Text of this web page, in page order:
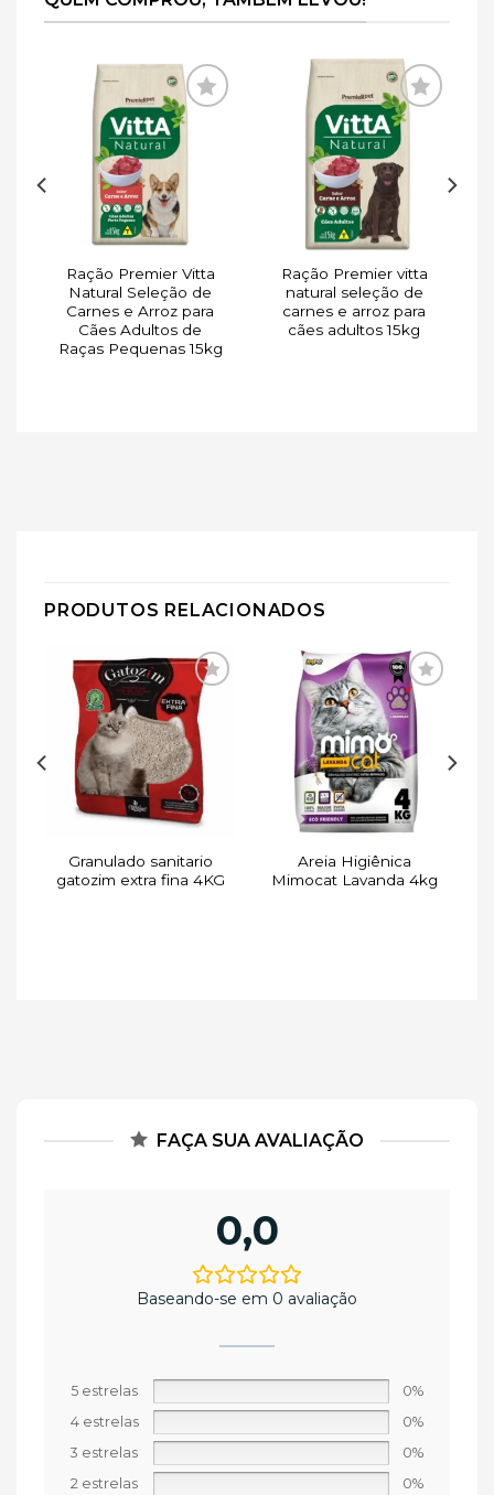
Adicionar
à lista de
desejos
Ração Premier Vitta
Natural Seleção de
Carnes e Arroz para
Cães Adultos de
Raças Pequenas 15kg
Adicionar
à lista de
desejos
Ração Premier vitta
natural seleção de
carnes e arroz para
cães adultos 15kg
PRODUTOS RELACIONADOS
Adicionar
à lista de
desejos
Granulado sanitario
gatozim extra fina 4KG
Adicionar
à lista de
desejos
Areia Higiênica
Mimocat Lavanda 4kg
FAÇA SUA AVALIAÇÃO
0,0
Baseando-se em 0 avaliação
5 estrelas
0%
4 estrelas
0%
3 estrelas
0%
2 estrelas
0%